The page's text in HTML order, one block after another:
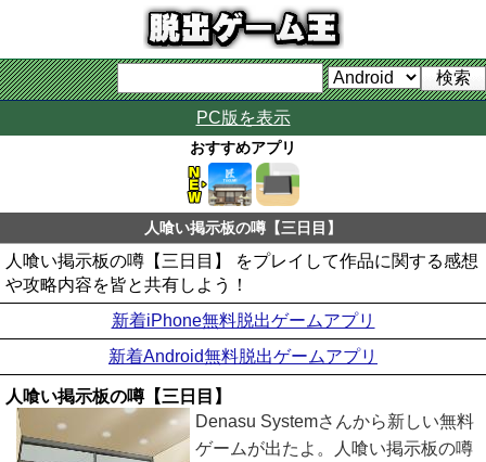
PC版を表示
おすすめアプリ
人喰い掲示板の噂【三日目】
人喰い掲示板の噂【三日目】 をプレイして作品に関する感想
や攻略内容を皆と共有しよう！
新着iPhone無料脱出ゲームアプリ
新着Android無料脱出ゲームアプリ
人喰い掲示板の噂【三日目】
Denasu Systemさんから新しい無料
ゲームが出たよ。人喰い掲示板の噂